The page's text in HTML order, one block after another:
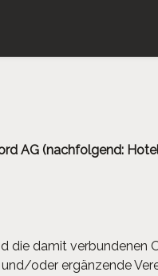
AG (nachfolgend:
damit verbundenen
oder ergänzende